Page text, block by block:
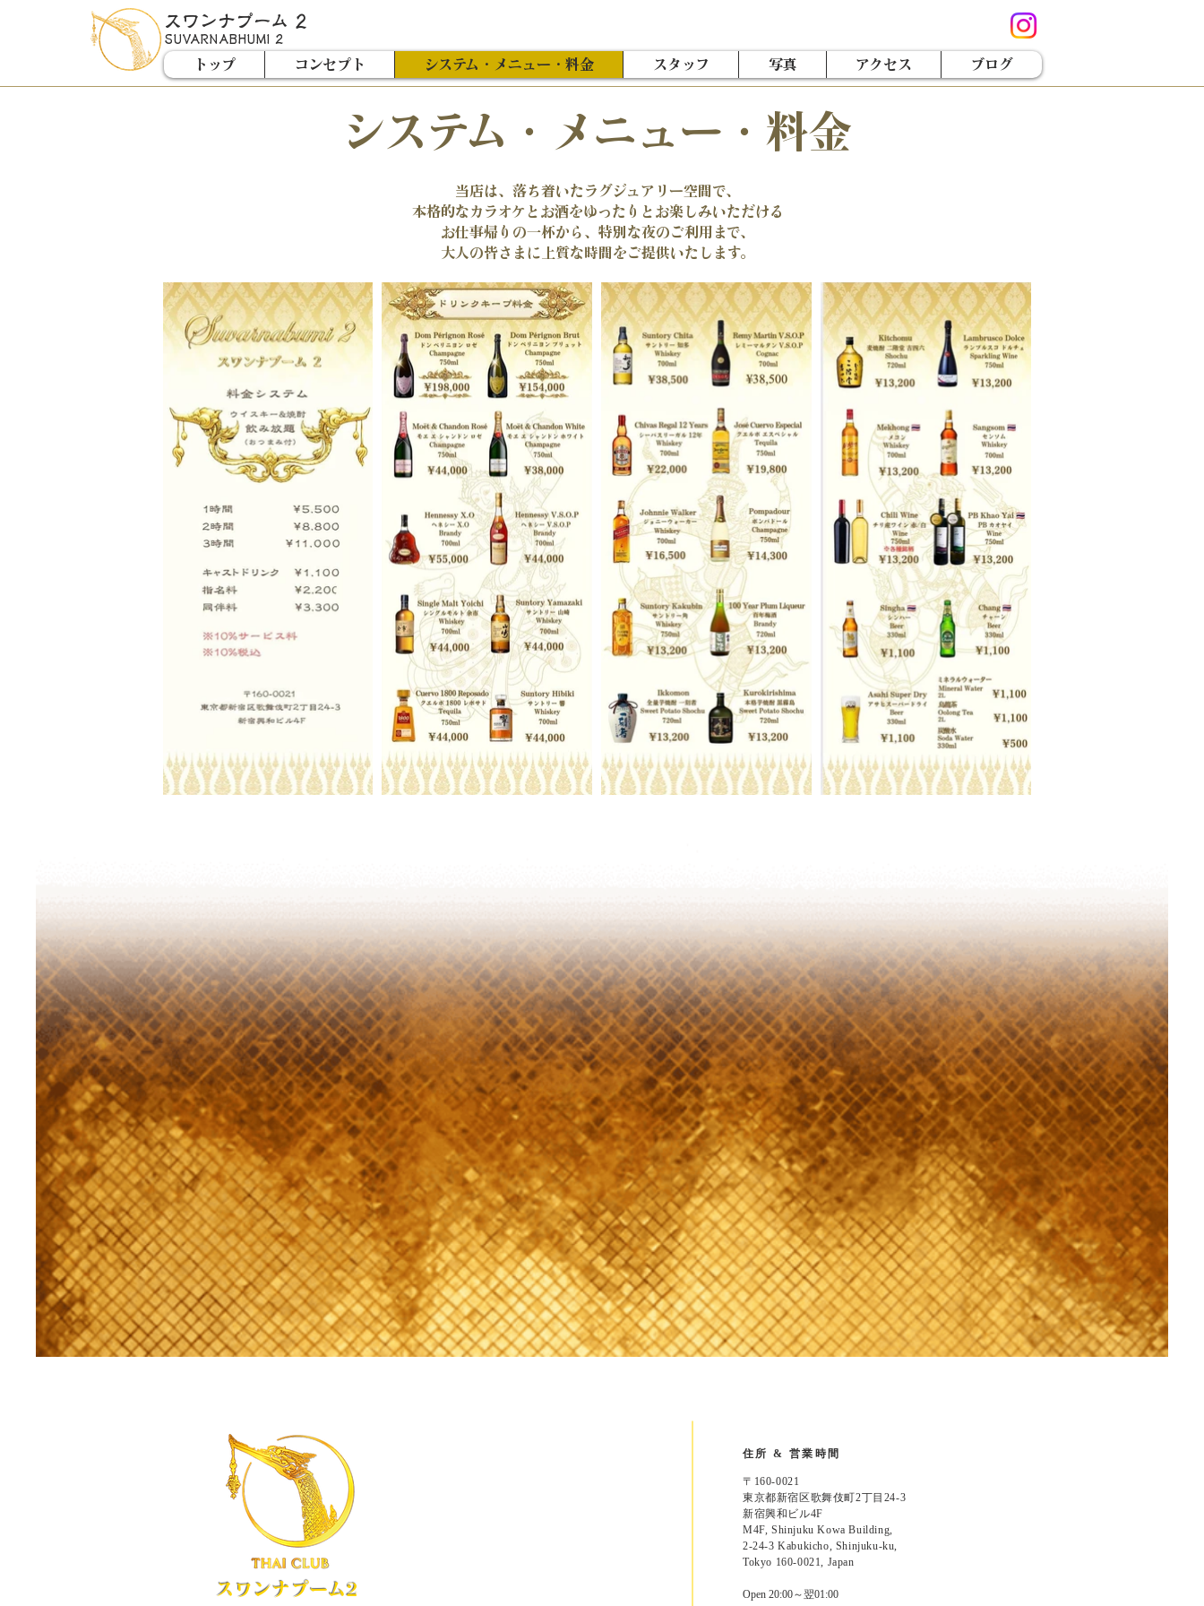
トップ コンセプト システム・メニュー・料金 スタッフ 写真 アクセス ブログ
スワンナプーム 2
SUVARNABHUMI 2
システム・メニュー・料金
当店は、落ち着いたラグジュアリー空間で、
本格的なカラオケとお酒をゆったりとお楽しみいただける
お仕事帰りの一杯から、特別な夜のご利用まで、
大人の皆さまに上質な時間をご提供いたします。​
スワンナプーム2
住所 & 営業時間
〒160-0021
東京都新宿区歌舞伎町2丁目24-3
新宿興和ビル4F
M4F, Shinjuku Kowa Building,
2-24-3 Kabukicho, Shinjuku-ku,
Tokyo 160-0021, Japan
Open 20:00～翌01:00